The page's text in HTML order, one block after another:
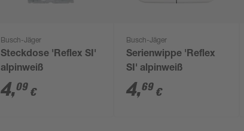
Busch-Jäger
Steckdose 'Reflex SI'
alpinweiß
4,09 €
Busch-Jäger
Serienwippe 'Reflex
SI' alpinweiß
4,69 €